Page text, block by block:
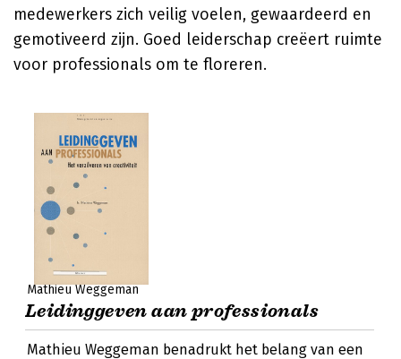
medewerkers zich veilig voelen, gewaardeerd en
gemotiveerd zijn. Goed leiderschap creëert ruimte
voor professionals om te floreren.
Mathieu Weggeman
Leidinggeven aan professionals
Mathieu Weggeman benadrukt het belang van een